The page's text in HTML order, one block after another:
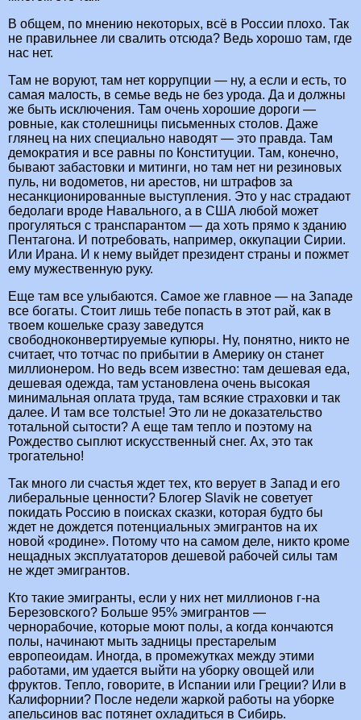
В общем, по мнению некоторых, всё в России плохо. Так
не правильнее ли свалить отсюда? Ведь хорошо там, где
нас нет.
Там не воруют, там нет коррупции — ну, а если и есть, то
самая малость, в семье ведь не без урода. Да и должны
же быть исключения. Там очень хорошие дороги —
ровные, как столешницы письменных столов. Даже
глянец на них специально наводят — это правда. Там
демократия и все равны по Конституции. Там, конечно,
бывают забастовки и митинги, но там нет ни резиновых
пуль, ни водометов, ни арестов, ни штрафов за
несанкционированные выступления. Это у нас страдают
бедолаги вроде Навального, а в США любой может
прогуляться с транспарантом — да хоть прямо к зданию
Пентагона. И потребовать, например, оккупации Сирии.
Или Ирана. И к нему выйдет президент страны и пожмет
ему мужественную руку.
Еще там все улыбаются. Самое же главное — на Западе
все богаты. Стоит лишь тебе попасть в этот рай, как в
твоем кошельке сразу заведутся
свободноконвертируемые купюры. Ну, понятно, никто не
считает, что тотчас по прибытии в Америку он станет
миллионером. Но ведь всем известно: там дешевая еда,
дешевая одежда, там установлена очень высокая
минимальная оплата труда, там всякие страховки и так
далее. И там все толстые! Это ли не доказательство
тотальной сытости? А еще там тепло и поэтому на
Рождество сыплют искусственный снег. Ах, это так
трогательно!
Так много ли счастья ждет тех, кто верует в Запад и его
либеральные ценности? Блогер Slavik не советует
покидать Россию в поисках сказки, которая будто бы
ждет не дождется потенциальных эмигрантов на их
новой «родине». Потому что на самом деле, никто кроме
нещадных эксплуататоров дешевой рабочей силы там
не ждет эмигрантов.
Кто такие эмигранты, если у них нет миллионов г-на
Березовского? Больше 95% эмигрантов —
чернорабочие, которые моют полы, а когда кончаются
полы, начинают мыть задницы престарелым
европеоидам. Иногда, в промежутках между этими
работами, им удается выйти на уборку овощей или
фруктов. Тепло, говорите, в Испании или Греции? Или в
Калифорнии? После недели жаркой работы на уборке
апельсинов вас потянет охладиться в Сибирь.